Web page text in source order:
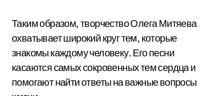
Таким образом, творчество Олега Митяева
охватывает широкий круг тем, которые
знакомы каждому человеку. Его песни
касаются самых сокровенных тем сердца и
помогают найти ответы на важные вопросы